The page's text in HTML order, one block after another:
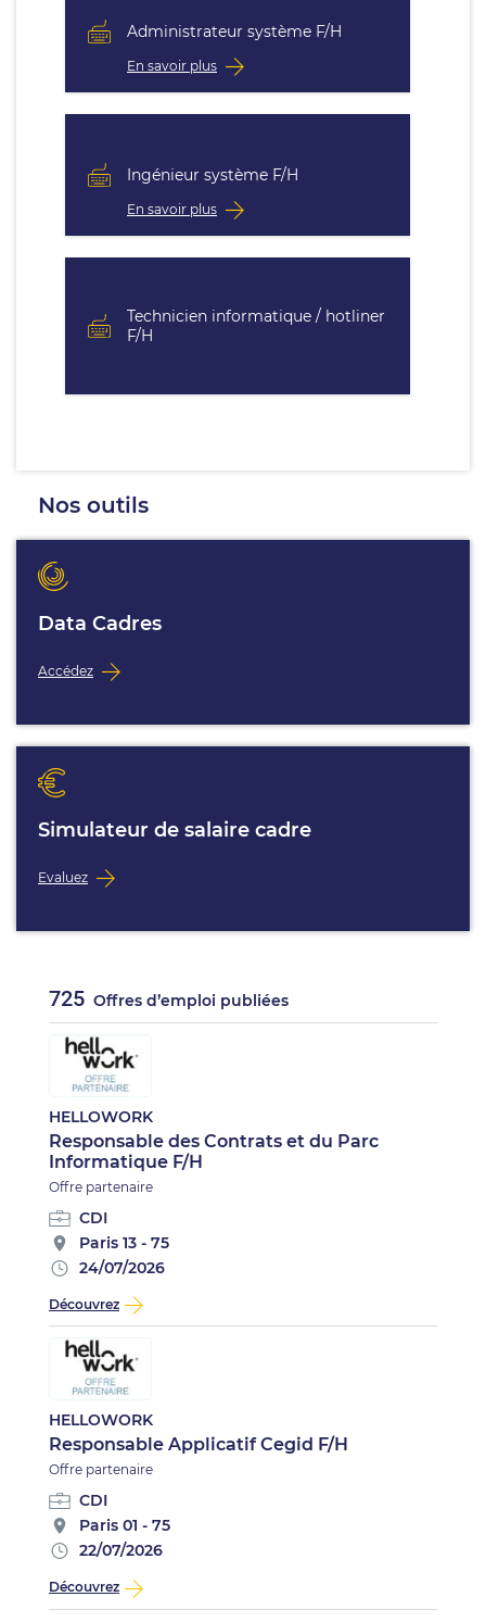
Administrateur système F/H
En savoir plus
Ingénieur système F/H
En savoir plus
Technicien informatique / hotliner
F/H
Nos outils
Data Cadres
Accédez
Simulateur de salaire cadre
Evaluez
725 Offres d’emploi publiées
HELLOWORK
Responsable des Contrats et du Parc
Informatique F/H
Offre partenaire
CDI
Paris 13 - 75
24/07/2026
Découvrez
HELLOWORK
Responsable Applicatif Cegid F/H
Offre partenaire
CDI
Paris 01 - 75
22/07/2026
Découvrez